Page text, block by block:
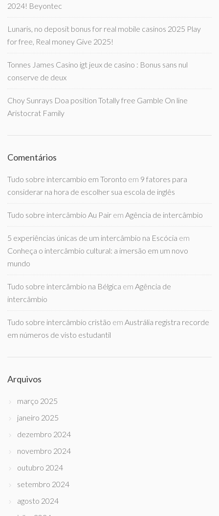
2024! Beyontec
Lunaris, no deposit bonus for real mobile casinos 2025 Play
for free, Real money Give 2025!
Tonnes James Casino igt jeux de casino : Bonus sans nul
conserve de deux
Choy Sunrays Doa position Totally free Gamble On line
Aristocrat Family
Comentários
Tudo sobre intercambio em Toronto em 9 fatores para
considerar na hora de escolher sua escola de inglês
Tudo sobre intercâmbio Au Pair em Agência de intercâmbio
5 experiências únicas de um intercâmbio na Escócia em
Conheça o intercâmbio cultural: a imersão em um novo
mundo
Tudo sobre intercâmbio na Bélgica em Agência de
intercâmbio
Tudo sobre intercâmbio cristão em Austrália registra recorde
em números de visto estudantil
Arquivos
março 2025
janeiro 2025
dezembro 2024
novembro 2024
outubro 2024
setembro 2024
agosto 2024